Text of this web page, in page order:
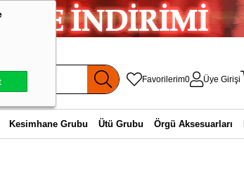
Favorilerim0 Üye Girişi
Kesimhane Grubu Ütü Grubu Örgü Aksesuarları